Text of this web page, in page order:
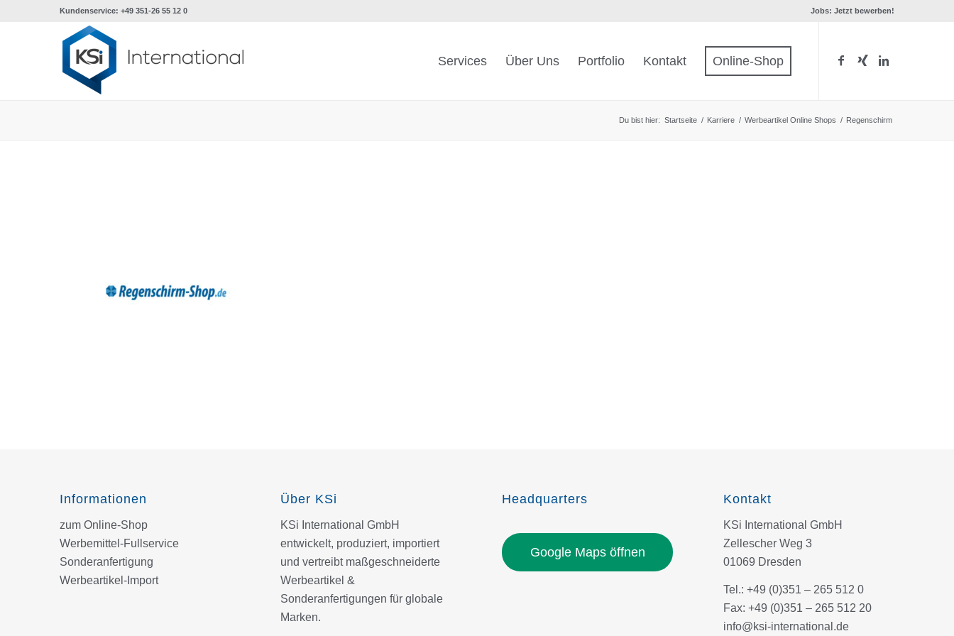
Jobs: Jetzt bewerben!
Kundenservice: +49 351-26 55 12 0
Services Über Uns Portfolio Kontakt Online-Shop
Du bist hier: Startseite / Karriere / Werbeartikel Online Shops / Regenschirm
Informationen
zum Online-Shop
Werbemittel-Fullservice
Sonderanfertigung
Werbeartikel-Import
Über KSi
KSi International GmbH
entwickelt, produziert, importiert
und vertreibt maßgeschneiderte
Werbeartikel &
Sonderanfertigungen für globale
Marken.
Headquarters
Google Maps öffnen
Kontakt
KSi International GmbH
Zellescher Weg 3
01069 Dresden
Tel.: +49 (0)351 – 265 512 0
Fax: +49 (0)351 – 265 512 20
info@ksi-international.de